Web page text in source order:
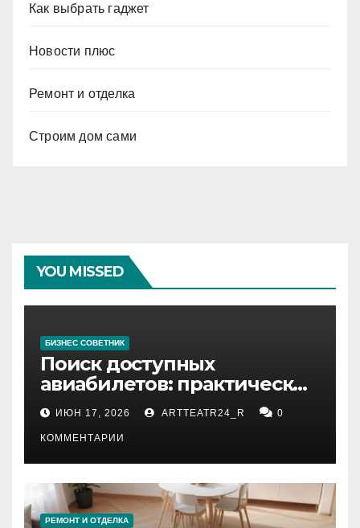
Как выбрать гаджет
Новости плюс
Ремонт и отделка
Строим дом сами
YOU MISSED
БИЗНЕС СОВЕТНИК
Поиск доступных
авиабилетов: практические
рекомендации
ИЮН 17, 2026 ARTTEATR24_R 0
КОММЕНТАРИИ
РЕМОНТ И ОТДЕЛКА